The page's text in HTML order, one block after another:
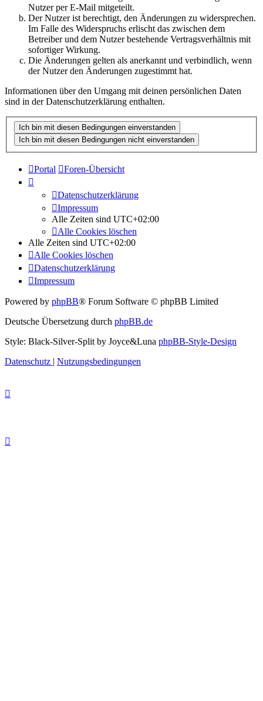
Nutzer per E-Mail mitgeteilt.
Der Nutzer ist berechtigt, den Änderungen zu widersprechen.
Im Falle des Widerspruchs erlischt das zwischen dem
Betreiber und dem Nutzer bestehende Vertragsverhältnis mit
sofortiger Wirkung.
Die Änderungen gelten als anerkannt und verbindlich, wenn
der Nutzer den Änderungen zugestimmt hat.
Informationen über den Umgang mit deinen persönlichen Daten
sind in der Datenschutzerklärung enthalten.
Portal Foren-Übersicht
Datenschutzerklärung
Impressum
Alle Zeiten sind UTC+02:00
Alle Cookies löschen
Alle Zeiten sind UTC+02:00
Alle Cookies löschen
Datenschutzerklärung
Impressum
Powered by phpBB® Forum Software © phpBB Limited
Deutsche Übersetzung durch phpBB.de
Style: Black-Silver-Split by Joyce&Luna phpBB-Style-Design
Datenschutz | Nutzungsbedingungen